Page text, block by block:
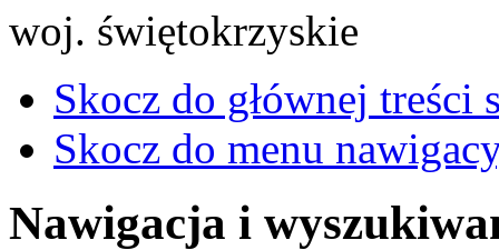
woj. świętokrzyskie
Skocz do głównej treści
Skocz do menu
Nawigacja i